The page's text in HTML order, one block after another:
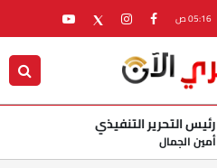
رئيس التحرير التنفيذي
أمين الجمال